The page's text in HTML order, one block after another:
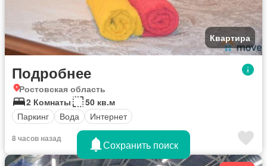
Квартира
Подробнее
Ростовская область
2 Комнаты
50 кв.м
Паркинг
Вода Интернет
8 часов назад Сохранить поиск